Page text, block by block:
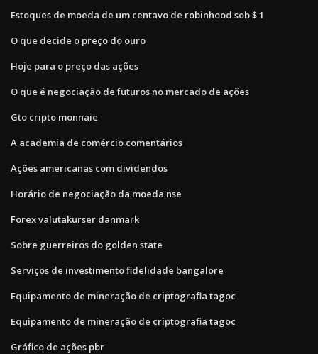
Estoques de moeda de um centavo de robinhood sob $ 1
O que decide o preço do ouro
Hoje para o preço das ações
O que é negociação de futuros no mercado de ações
Gto cripto monnaie
A academia de comércio comentários
Ações americanas com dividendos
Horário de negociação da moeda nse
Forex valutakurser danmark
Sobre guerreiros do golden state
Serviços de investimento fidelidade bangalore
Equipamento de mineração de criptografia tagoc
Equipamento de mineração de criptografia tagoc
Gráfico de ações pbr